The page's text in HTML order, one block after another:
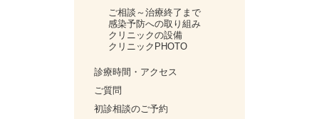
ご相談～治療終了まで
感染予防への取り組み
クリニックの設備
クリニックPHOTO
診療時間・アクセス
ご質問
初診相談のご予約